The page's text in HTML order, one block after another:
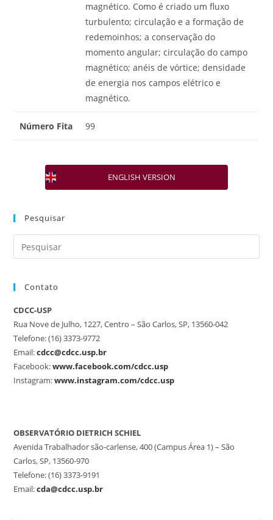
magnético. Como é criado um fluxo
turbulento; circulação e a formação de
redemoinhos; a conservação do
momento angular; circulação do campo
magnético; anéis de vórtice; densidade
de energia nos campos elétrico e
magnético.
Número Fita 99
ENGLISH VERSION
Pesquisar
Contato
CDCC-USP
Rua Nove de Julho, 1227, Centro – São Carlos, SP, 13560-042
Telefone: (16) 3373-9772
Email:cdcc@cdcc.usp.br
Facebook:www.facebook.com/cdcc.usp
Instagram:www.instagram.com/cdcc.usp
OBSERVATÓRIO DIETRICH SCHIEL
Avenida Trabalhador são-carlense, 400 (Campus Área 1) – São
Carlos, SP, 13560-970
Telefone: (16) 3373-9191
Email:cda@cdcc.usp.br